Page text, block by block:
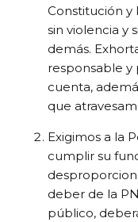
Constitución y
sin violencia y
demás.
responsable
cuenta,
que
Exigimos a la
cumplir su
deber de la
público,